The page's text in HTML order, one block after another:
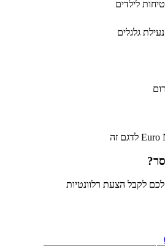
?
לקבל הצעת רלוונטיות